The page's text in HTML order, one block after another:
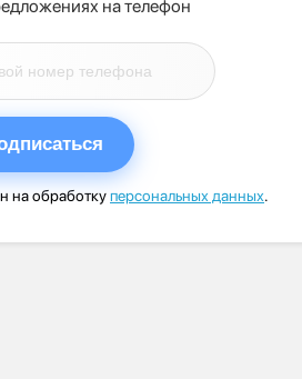
на телефон
на обработкуперсональных данных.